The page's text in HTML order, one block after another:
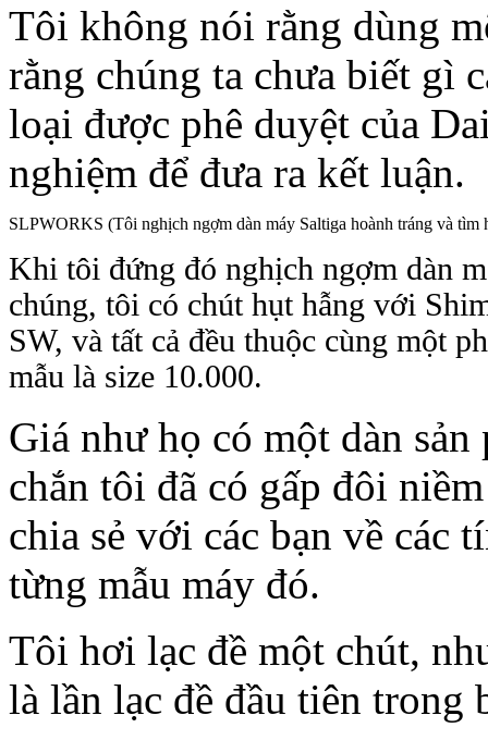
Tôi không nói rằng dùng
rằng chúng ta chưa biết gì
loại được phê duyệt của
nghiệm để đưa ra kết luận.
SLPWORKS (Tôi nghịch ngợm dàn máy Saltiga hoành tráng và tìm
Khi tôi đứng đó nghịch ngợm dàn
chúng, tôi có chút hụt hẫng với
SW, và tất cả đều thuộc cùng một
mẫu là size 10.000.
Giá như họ có một dàn
chắn tôi đã có gấp đôi
chia sẻ với các bạn về các
từng mẫu máy đó.
Tôi hơi lạc đề một chút,
là lần lạc đề đầu tiên trong